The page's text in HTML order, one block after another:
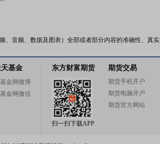
、音频、数据及图表）全部或者部分内容的准确性、真实
基金
金网微博
金网微信
东方财富期货
扫一扫下载APP
期货交易
期货手机开户
期货电脑开户
期货官方网站